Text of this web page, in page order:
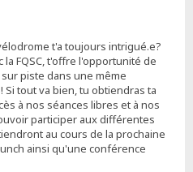
t'a toujours intrigué.e?
la FQSC, t'offre l'opportunité de
piste dans une même
tout va bien, tu obtiendras ta
à nos séances libres et à nos
participer aux différentes
au cours de la prochaine
ainsi qu'une conférence